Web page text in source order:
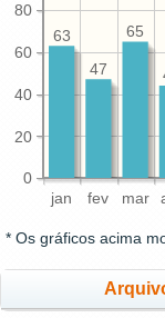
jan fev mar
0
20
40
60
80
65
47
63
* Os gráficos acima